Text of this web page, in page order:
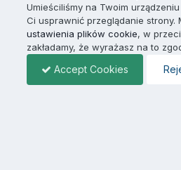
Umieściliśmy na Twoim urządzeniu
Ci usprawnić przeglądanie strony.
ustawienia plików cookie, w
zakładamy, że wyrażasz na to
Accept Cookies